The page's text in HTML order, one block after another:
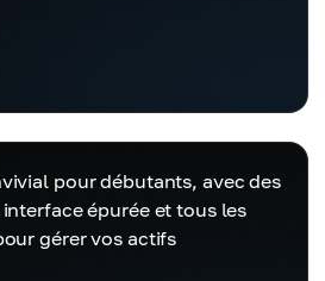
pour débutants, avec des
épurée et tous les
gérer vos actifs